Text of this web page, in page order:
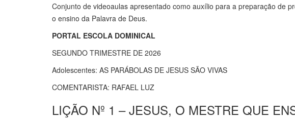
Conjunto de videoaulas apresentado como auxílio para a preparação de
o ensino da Palavra de Deus.
PORTAL ESCOLA DOMINICAL
SEGUNDO TRIMESTRE DE 2026
Adolescentes: AS PARÁBOLAS DE JESUS SÃO VIVAS
COMENTARISTA: RAFAEL LUZ
LIÇÃO Nº 1 – JESUS, O MESTRE QUE